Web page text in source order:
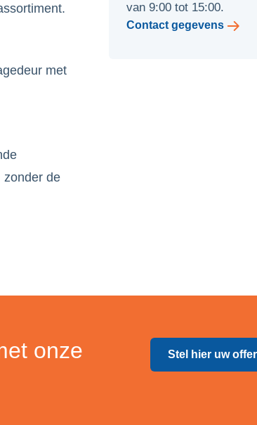
met
zonder de
van 9:00 tot 15:00.
Contact gegevens
onze
Stel hier uw